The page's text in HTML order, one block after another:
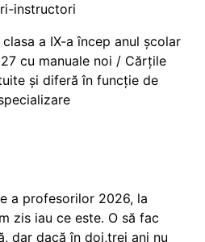
instructori
a IX-a încep anul școlar
cu manuale noi / Cărțile
și diferă în funcție de
a profesorilor 2026, la
zis iau ce este. O să fac
dar dacă în doi,trei ani nu